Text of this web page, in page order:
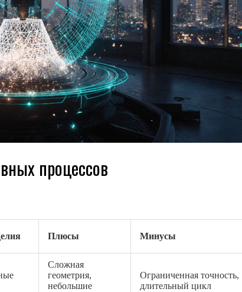
процессов
Плюсы Минусы
Сложная
геометрия,
небольшие
Ограниченная точность,
длительный цикл